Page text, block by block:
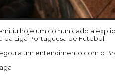
hoje um comunicado a
da Liga Portuguesa de Futebol.
a um entendimento com o